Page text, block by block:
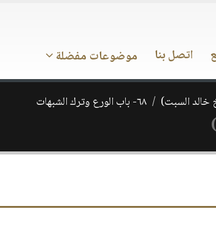
اتصل بنا موضوعات مفضلة
السبت) ٦٨- باب الورع وترك الشبهات